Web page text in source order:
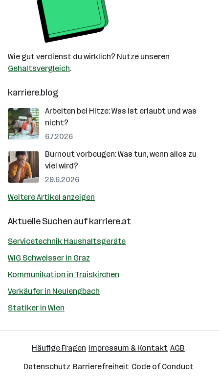
Wie gut verdienst du wirklich? Nutze unseren
Gehaltsvergleich.
karriere.blog
Arbeiten bei Hitze: Was ist erlaubt und was
nicht?
6.7.2026
Burnout vorbeugen: Was tun, wenn alles zu
viel wird?
29.6.2026
Weitere Artikel anzeigen
Aktuelle Suchen aufkarriere.at
Servicetechnik Haushaltsgeräte
WIG Schweisser in Graz
Kommunikation in Traiskirchen
Verkäufer in Neulengbach
Statiker in Wien
Häufige Fragen Impressum & Kontakt AGB
Datenschutz Barrierefreiheit Code of Conduct